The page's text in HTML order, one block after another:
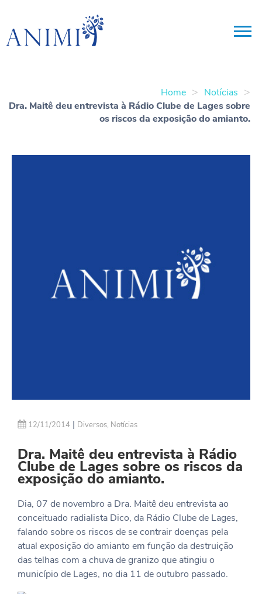
Home > Notícias >
Dra. Maitê deu entrevista à Rádio Clube de Lages sobre
os riscos da exposição do amianto.
12/11/2014 | Diversos, Notícias
Dra. Maitê deu entrevista à Rádio
Clube de Lages sobre os riscos da
exposição do amianto.
Dia, 07 de novembro a Dra. Maitê deu entrevista ao
conceituado radialista Dico, da Rádio Clube de Lages,
falando sobre os riscos de se contrair doenças pela
atual exposição do amianto em função da destruição
das telhas com a chuva de granizo que atingiu o
município de Lages, no dia 11 de outubro passado.